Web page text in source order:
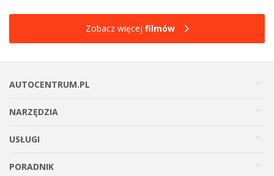
Zobacz więcej filmów
AUTOCENTRUM.PL
NARZĘDZIA
USŁUGI
PORADNIK